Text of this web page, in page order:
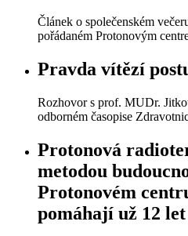
Článek o společenském
pořádaném Protonovým
Pravda vítězí
Rozhovor s prof. MUDr.
odborném časopise
Protonová
metodou
Protonovém
pomáhají už 12 let